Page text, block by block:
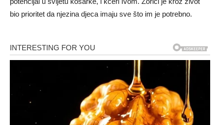
bio prioritet da njezina djeca imaju sve što im je potrebno.